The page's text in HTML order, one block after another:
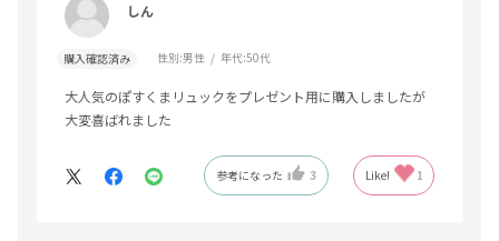
しん
購入確認済み 性別:男性 年代:50代
大人気のぽすくまリュックをプレゼント用に購入しましたが
大変喜ばれました
参考になった 3 Like! 1